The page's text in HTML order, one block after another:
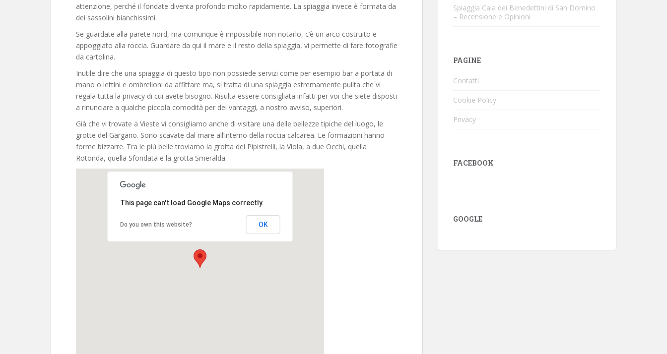
attenzione, perché il fondate diventa profondo molto rapidamente. La spiaggia invece è formata da
dei sassolini bianchissimi.
Se guardate alla parete nord, ma comunque è impossibile non notarlo, c’è un arco costruito e
appoggiato alla roccia. Guardare da qui il mare e il resto della spiaggia, vi permette di fare fotografie
da cartolina.
Inutile dire che una spiaggia di questo tipo non possiede servizi come per esempio bar a portata di
mano o lettini e ombrelloni da affittare ma, si tratta di una spiaggia estremamente pulita che vi
regala tutta la privacy di cui avete bisogno. Risulta essere consigliata infatti per voi che siete disposti
a rinunciare a qualche piccola comodità per dei vantaggi, a nostro avviso, superiori.
Già che vi trovate a Vieste vi consigliamo anche di visitare una delle bellezze tipiche del luogo, le
grotte del Gargano. Sono scavate dal mare all’interno della roccia calcarea. Le formazioni hanno
forme bizzarre. Tra le più belle troviamo la grotta dei Pipistrelli, la Viola, a due Occhi, quella
Rotonda, quella Sfondata e la grotta Smeralda.
This page can't load Google Maps correctly.
Do you own this website? OK
Spiaggia Cala dei Benedettini di San Domino
– Recensione e Opinioni
PAGINE
Contatti
Cookie Policy
Privacy
FACEBOOK
GOOGLE